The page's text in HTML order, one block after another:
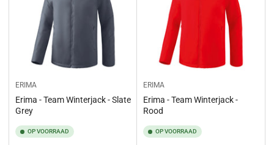
ERIMA
Erima - Team Winterjack - Slate
Grey
OP VOORRAAD
ERIMA
Erima - Team Winterjack -
Rood
OP VOORRAAD